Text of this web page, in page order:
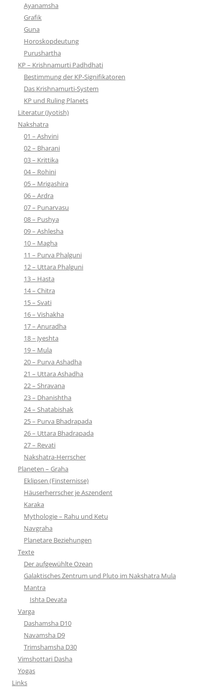
Ayanamsha
Grafik
Guna
Horoskopdeutung
Purushartha
KP – Krishnamurti Padhdhati
Bestimmung der KP-Signifikatoren
Das Krishnamurti-System
KP und Ruling Planets
Literatur (Jyotish)
Nakshatra
01 – Ashvini
02 – Bharani
03 – Krittika
04 – Rohini
05 – Mrigashira
06 – Ardra
07 – Punarvasu
08 – Pushya
09 – Ashlesha
10 – Magha
11 – Purva Phalguni
12 – Uttara Phalguni
13 – Hasta
14 – Chitra
15 – Svati
16 – Vishakha
17 – Anuradha
18 – Jyeshta
19 – Mula
20 – Purva Ashadha
21 – Uttara Ashadha
22 – Shravana
23 – Dhanishtha
24 – Shatabishak
25 – Purva Bhadrapada
26 – Uttara Bhadrapada
27 – Revati
Nakshatra-Herrscher
Planeten – Graha
Eklipsen (Finsternisse)
Häuserherrscher je Aszendent
Karaka
Mythologie – Rahu und Ketu
Navgraha
Planetare Beziehungen
Texte
Der aufgewühlte Ozean
Galaktisches Zentrum und Pluto im Nakshatra Mula
Mantra
Ishta Devata
Varga
Dashamsha D10
Navamsha D9
Trimshamsha D30
Vimshottari Dasha
Yogas
Links